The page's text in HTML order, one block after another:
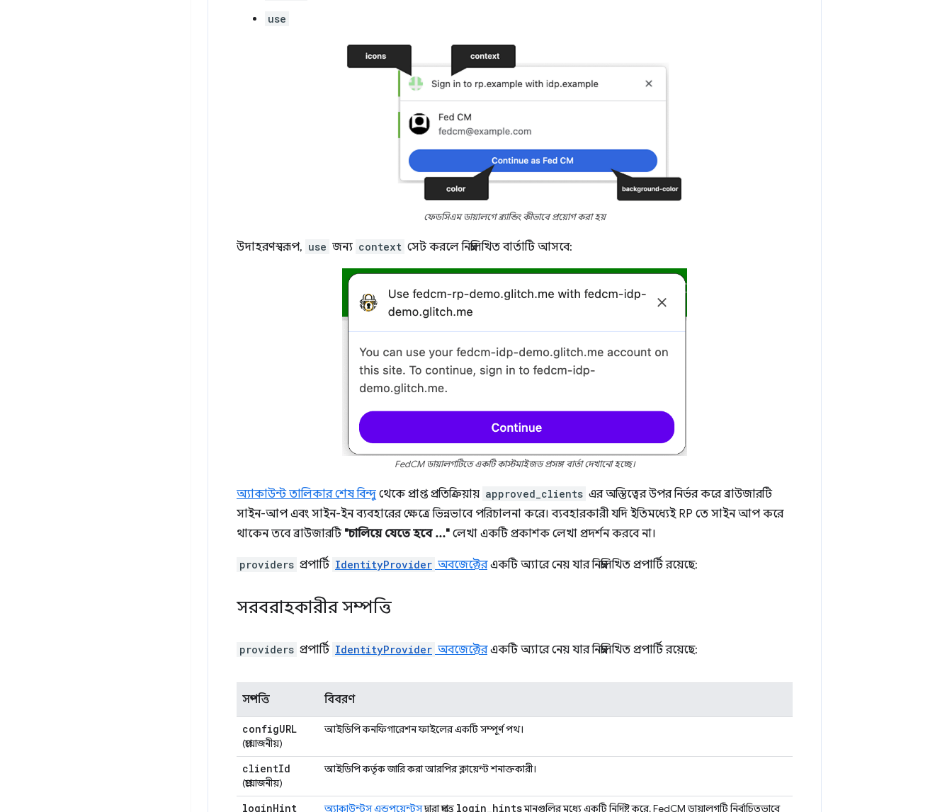
use
ফেডসিএম ডায়ালগে ব্র্যান্ডিং কীভাবে প্রয়োগ করা হয়
উদাহরণস্বরূপ, use জন্য context সেট করলে নিম্নলিখিত বার্তাটি আসবে:
FedCM ডায়ালগটিতে একটি কাস্টমাইজড প্রসঙ্গ বার্তা দেখানো হচ্ছে।
অ্যাকাউন্ট তালিকার শেষ বিন্দু থেকে প্রাপ্ত প্রতিক্রিয়ায় approved_clients এর অস্তিত্বের উপর নির্ভর করে ব্রাউজারটি
সাইন-আপ এবং সাইন-ইন ব্যবহারের ক্ষেত্রে ভিন্নভাবে পরিচালনা করে। ব্যবহারকারী যদি ইতিমধ্যেই RP তে সাইন আপ করে
থাকেন তবে ব্রাউজারটি "চালিয়ে যেতে হবে ..." লেখা একটি প্রকাশক লেখা প্রদর্শন করবে না।
providers প্রপার্টি IdentityProvider অবজেক্টেরএকটি অ্যারে নেয় যার নিম্নলিখিত প্রপার্টি রয়েছে:
সরবরাহকারীর সম্পত্তি
providers প্রপার্টি IdentityProvider অবজেক্টেরএকটি অ্যারে নেয় যার নিম্নলিখিত প্রপার্টি রয়েছে:
সম্পত্তি বিবরণ
configURL
(প্রয়োজনীয়)
আইডিপি কনফিগারেশন ফাইলের একটি সম্পূর্ণ পথ।
clientId
(প্রয়োজনীয়)
আইডিপি কর্তৃক জারি করা আরপির ক্লায়েন্ট শনাক্তকারী।
loginHint অ্যাকাউন্টস এন্ডপয়েন্টসদ্বারা প্রদত্ত login_hintsমানগুলির মধ্যে একটি নির্দিষ্ট করে, FedCM ডায়ালগটি নির্বাচিতভাবে